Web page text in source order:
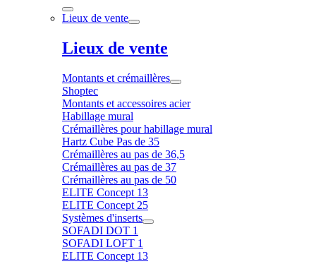
Lieux de vente
Lieux de vente
Montants et crémaillères
Shoptec
Montants et accessoires acier
Habillage mural
Crémaillères pour habillage mural
Hartz Cube Pas de 35
Crémaillères au pas de 36,5
Crémaillères au pas de 37
Crémaillères au pas de 50
ELITE Concept 13
ELITE Concept 25
Systèmes d'inserts
SOFADI DOT 1
SOFADI LOFT 1
ELITE Concept 13